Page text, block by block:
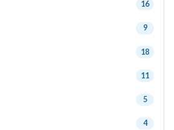
16
9
18
11
5
4